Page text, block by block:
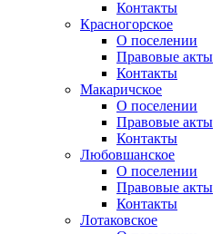
Контакты
Красногорское
О поселении
Правовые акты
Контакты
Макаричское
О поселении
Правовые акты
Контакты
Любовшанское
О поселении
Правовые акты
Контакты
Лотаковское